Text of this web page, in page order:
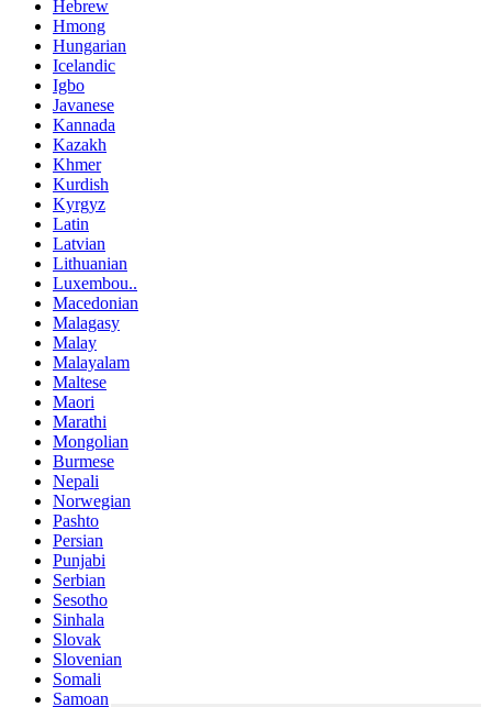
Hebrew
Hmong
Hungarian
Icelandic
Igbo
Javanese
Kannada
Kazakh
Khmer
Kurdish
Kyrgyz
Latin
Latvian
Lithuanian
Luxembou..
Macedonian
Malagasy
Malay
Malayalam
Maltese
Maori
Marathi
Mongolian
Burmese
Nepali
Norwegian
Pashto
Persian
Punjabi
Serbian
Sesotho
Sinhala
Slovak
Slovenian
Somali
Samoan